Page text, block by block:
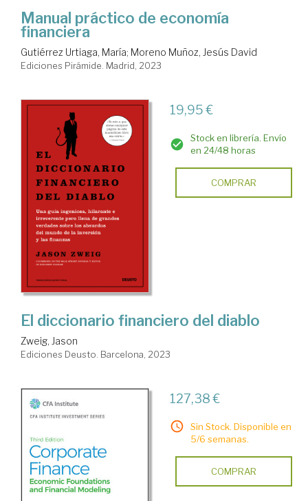
Manual práctico de economía
financiera
Gutiérrez Urtiaga, María; Moreno Muñoz, Jesús David
Ediciones Pirámide. Madrid, 2023
19,95 €
Stock en librería. Envío
en 24/48 horas
COMPRAR
El diccionario financiero del diablo
Zweig, Jason
Ediciones Deusto. Barcelona, 2023
127,38 €
Sin Stock. Disponible en
5/6 semanas.
COMPRAR